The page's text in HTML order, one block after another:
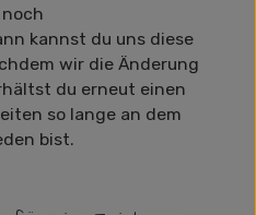
kannst du uns diese
wir die Änderung
du erneut einen
so lange an dem
bist.